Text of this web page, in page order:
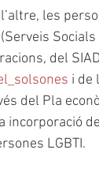
les
del
i de
del Pla
incorporació
LGBTI.